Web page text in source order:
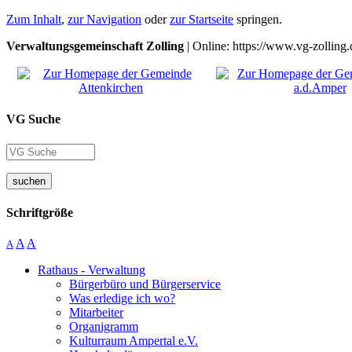
Zum Inhalt, zur Navigation oderzur Startseite springen.
Verwaltungsgemeinschaft Zolling | Online: https://www.vg-
VG Suche
suchen
Schriftgröße
A A A
Rathaus - Verwaltung
Bürgerbüro und Bürgerservice
Was erledige ich wo?
Mitarbeiter
Organigramm
Kulturraum Ampertal e.V.